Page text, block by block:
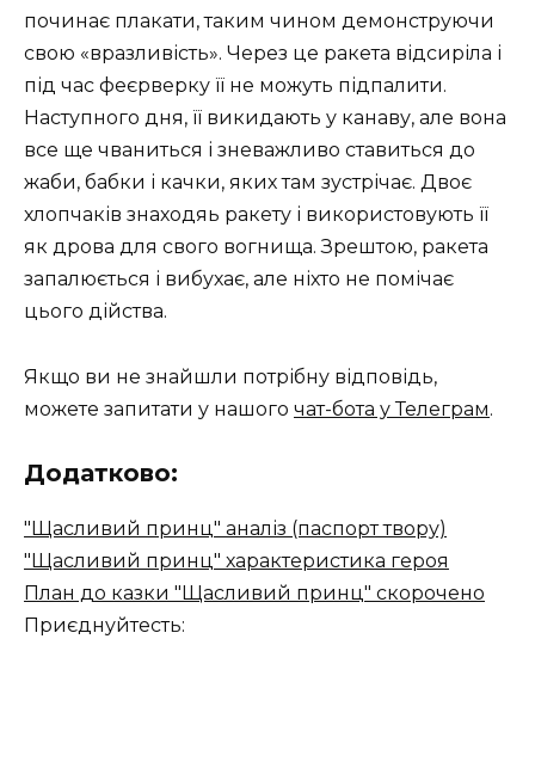
починає плакати, таким чином демонструючи
свою «вразливість». Через це ракета відсиріла і
під час феєрверку її не можуть підпалити.
Наступного дня, її викидають у канаву, але вона
все ще чваниться і зневажливо ставиться до
жаби, бабки і качки, яких там зустрічає. Двоє
хлопчаків знаходяь ракету і використовують її
як дрова для свого вогнища. Зрештою, ракета
запалюється і вибухає, але ніхто не помічає
цього дійства.
Якщо ви не знайшли потрібну відповідь,
можете запитати у нашого чат-бота у Телеграм.
Додатково:
"Щасливий принц" аналіз (паспорт твору)
"Щасливий принц" характеристика героя
План до казки "Щасливий принц" скорочено
Приєднуйтесть: